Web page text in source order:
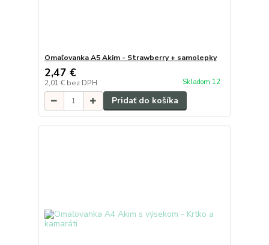
Omaľovanka A5 Akim - Strawberry + samolepky
2,47 €
2,01 € bez DPH Skladom 12
Pridať do košíka